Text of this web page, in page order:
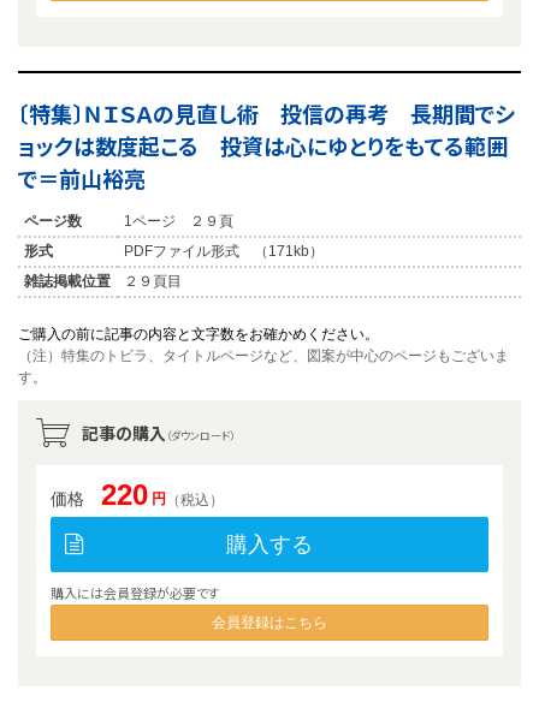
〔特集〕ＮＩＳＡの見直し術 投信の再考 長期間でシ
ョックは数度起こる 投資は心にゆとりをもてる範囲
で＝前山裕亮
ページ数
1ページ ２９頁
形式
PDFファイル形式 （171kb）
雑誌掲載位置
２９頁目
ご購入の前に記事の内容と文字数をお確かめください。
（注）特集のトビラ、タイトルページなど、図案が中心のページもございま
す。
記事の購入 （ダウンロード）
価格 220 円 （税込）
購入する
購入には会員登録が必要です
会員登録はこちら